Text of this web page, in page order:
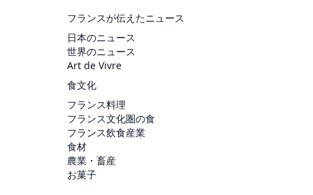
フランスが伝えたニュース
日本のニュース
世界のニュース
Art de Vivre
食文化
フランス料理
フランス文化圏の食
フランス飲食産業
食材
農業・畜産
お菓子